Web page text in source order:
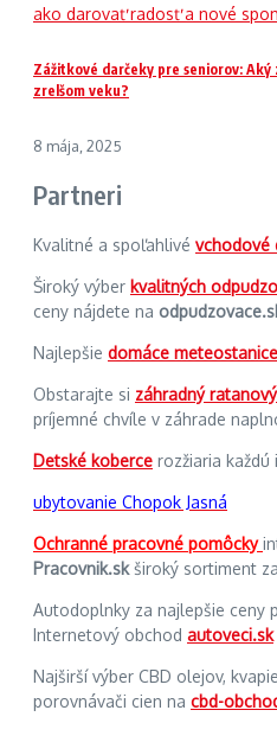
Zážitkové darčeky pre seniorov:
zrelšom veku?
8 mája, 2025
Partneri
Kvalitné a spoľahlivé vchodové
Široký výber kvalitných
ceny nájdete na
Najlepšie domáce meteostanice
Obstarajte si záhradný
príjemné chvíle v záhrade
Detské koberce rozžiaria každú
ubytovanie Chopok Jasná
Ochranné pracovné pomôcky
Pracovnik.skširoký sortiment
Autodoplnky za najlepšie ceny
Internetový obchod autoveci.sk
Najširší výber CBD olejov,
porovnávači cien na cbd-